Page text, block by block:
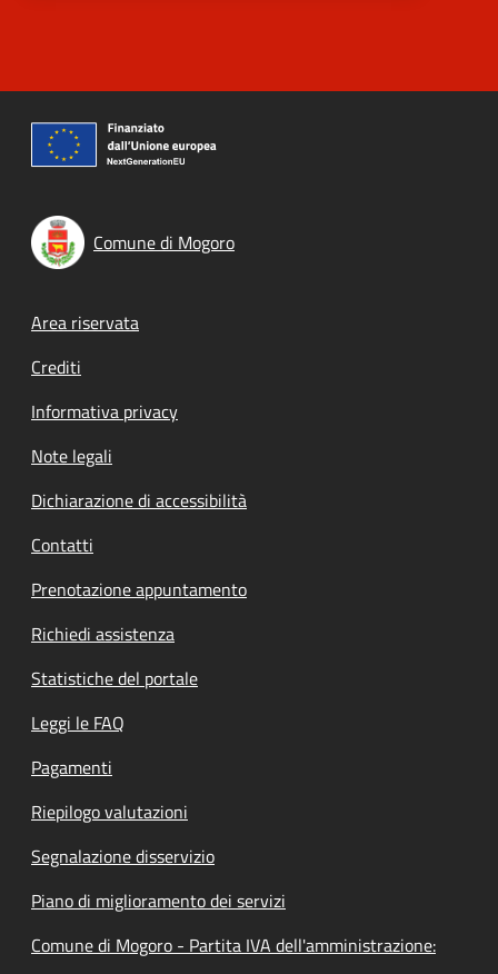
Comune di Mogoro
Footer menu
Area riservata
Crediti
Informativa privacy
Note legali
Dichiarazione di accessibilità
Contatti
Prenotazione appuntamento
Richiedi assistenza
Statistiche del portale
Leggi le FAQ
Pagamenti
Riepilogo valutazioni
Segnalazione disservizio
Piano di miglioramento dei servizi
Comune di Mogoro - Partita IVA dell'amministrazione: